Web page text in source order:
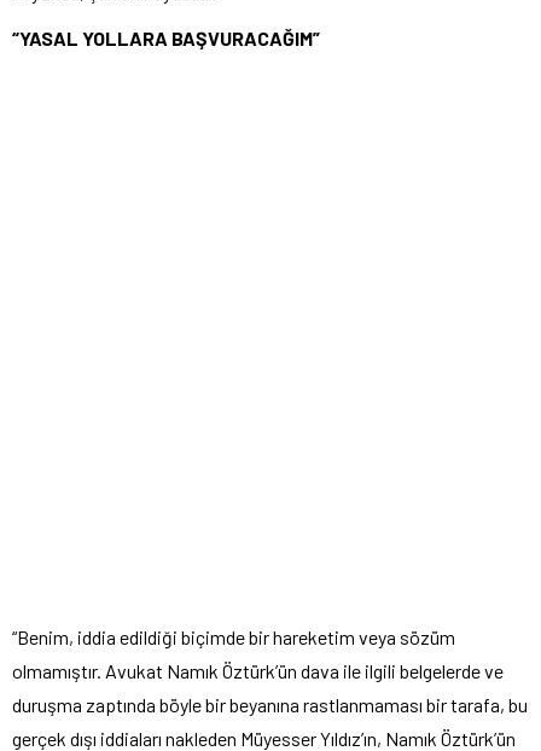
“YASAL YOLLARA BAŞVURACAĞIM”
“Benim, iddia edildiği biçimde bir hareketim veya sözüm
olmamıştır. Avukat Namık Öztürk’ün dava ile ilgili belgelerde ve
duruşma zaptında böyle bir beyanına rastlanmaması bir tarafa, bu
gerçek dışı iddiaları nakleden Müyesser Yıldız’ın, Namık Öztürk’ün